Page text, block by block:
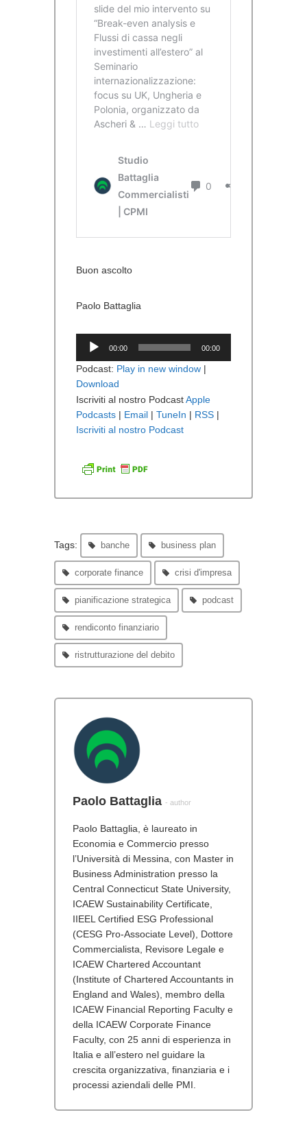
Buon ascolto
Paolo Battaglia
Audio
Player
00:00 00:00
Podcast: Play in new window |
Download
Iscriviti al nostro PodcastApple
Podcasts | Email | TuneIn | RSS |
Iscriviti al nostro Podcast
Tags: banche business plan
corporate finance crisi d'impresa
pianificazione strategica podcast
rendiconto finanziario
ristrutturazione del debito
Paolo Battaglia - author
Paolo Battaglia, è laureato in
Economia e Commercio presso
l’Università di Messina, con Master in
Business Administration presso la
Central Connecticut State University,
ICAEW Sustainability Certificate,
IIEEL Certified ESG Professional
(CESG Pro-Associate Level), Dottore
Commercialista, Revisore Legale e
ICAEW Chartered Accountant
(Institute of Chartered Accountants in
England and Wales), membro della
ICAEW Financial Reporting Faculty e
della ICAEW Corporate Finance
Faculty, con 25 anni di esperienza in
Italia e all’estero nel guidare la
crescita organizzativa, finanziaria e i
processi aziendali delle PMI.